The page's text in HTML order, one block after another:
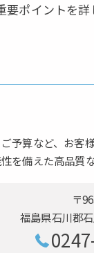
ポイントを
予算など、お客
を備えた高品質
〒
福島県石川郡